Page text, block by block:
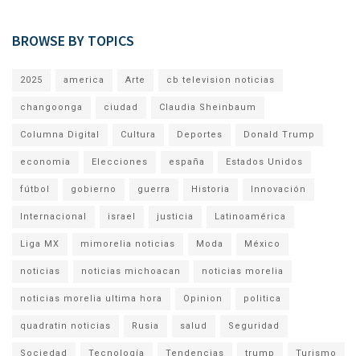
BROWSE BY TOPICS
2025 america Arte cb television noticias
changoonga ciudad Claudia Sheinbaum
Columna Digital Cultura Deportes Donald Trump
economia Elecciones españa Estados Unidos
fútbol gobierno guerra Historia Innovación
Internacional israel justicia Latinoamérica
Liga MX mimorelia noticias Moda México
noticias noticias michoacan noticias morelia
noticias morelia ultima hora Opinion politica
quadratin noticias Rusia salud Seguridad
Sociedad Tecnología Tendencias trump Turismo